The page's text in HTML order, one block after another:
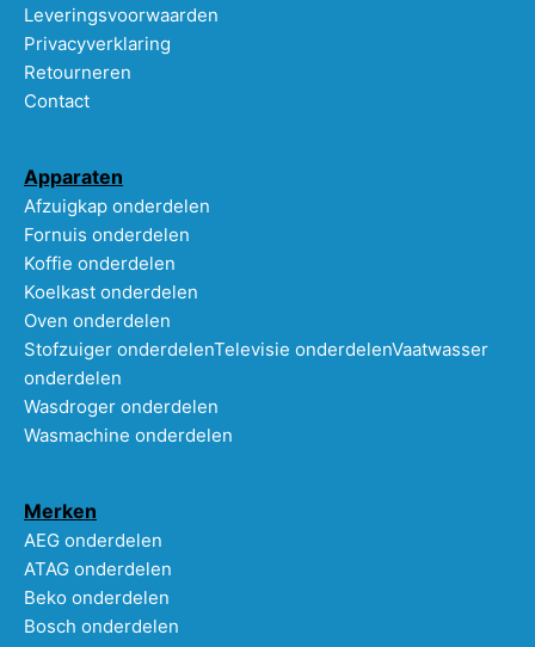
Leveringsvoorwaarden
Privacyverklaring
Retourneren
Contact
Apparaten
Afzuigkap onderdelen
Fornuis onderdelen
Koffie onderdelen
Koelkast onderdelen
Oven onderdelen
Stofzuiger onderdelenTelevisie onderdelenVaatwasser
onderdelen
Wasdroger onderdelen
Wasmachine onderdelen
Merken
AEG onderdelen
ATAG onderdelen
Beko onderdelen
Bosch onderdelen